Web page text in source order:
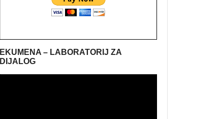
EKUMENA – LABORATORIJ ZA
DIJALOG